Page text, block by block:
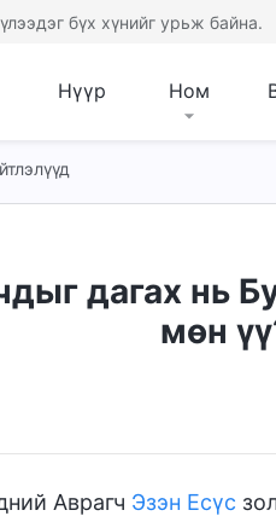
бүх хүнийг урьж байна.
Нүүр Ном
дагах нь
мөн
Аврагч Эзэн Есүс